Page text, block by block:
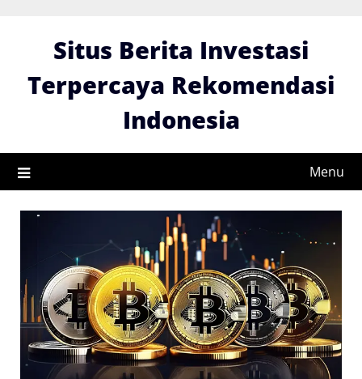
Situs Berita Investasi
Terpercaya Rekomendasi
Indonesia
Menu